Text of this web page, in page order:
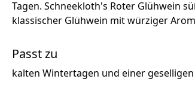
Tagen. Schneekloth's Roter Glühwein
klassischer Glühwein mit würziger
Passt zu
kalten Wintertagen und einer